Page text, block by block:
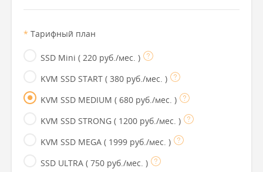
* Тарифный план
SSD Mini ( 220 руб./мес. )
KVM SSD START ( 380 руб./мес. )
KVM SSD MEDIUM ( 680 руб./мес. )
KVM SSD STRONG ( 1200 руб./мес. )
KVM SSD MEGA ( 1999 руб./мес. )
SSD ULTRA ( 750 руб./мес. )